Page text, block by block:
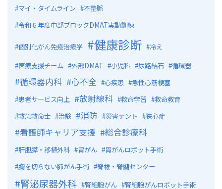
マイ・タイムライン
不整脈
令和６年度中部ブロックDMAT実動訓練
個別化がん免疫治療学 健康診断
冷え
医療支援チーム
外部DMAT 小児科 尿路結石 循環器
循環器内科 心不全 心疾患
急性心筋梗塞
患者サービス向上
放射線科 救命学習
救命教育
救急救命士
治験 消防 災害テント 狭心症
看護師キャリア支援 総合診療科
肝胆膵・移植外科 胃がん
胃がんロボット手術
胸を切らない肺がん手術
脊椎・脊髄センター
腎泌尿器外科 腎細胞がん 腎細胞がんロボット手術